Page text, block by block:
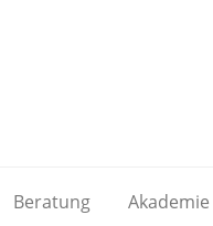
Beratung Akademie